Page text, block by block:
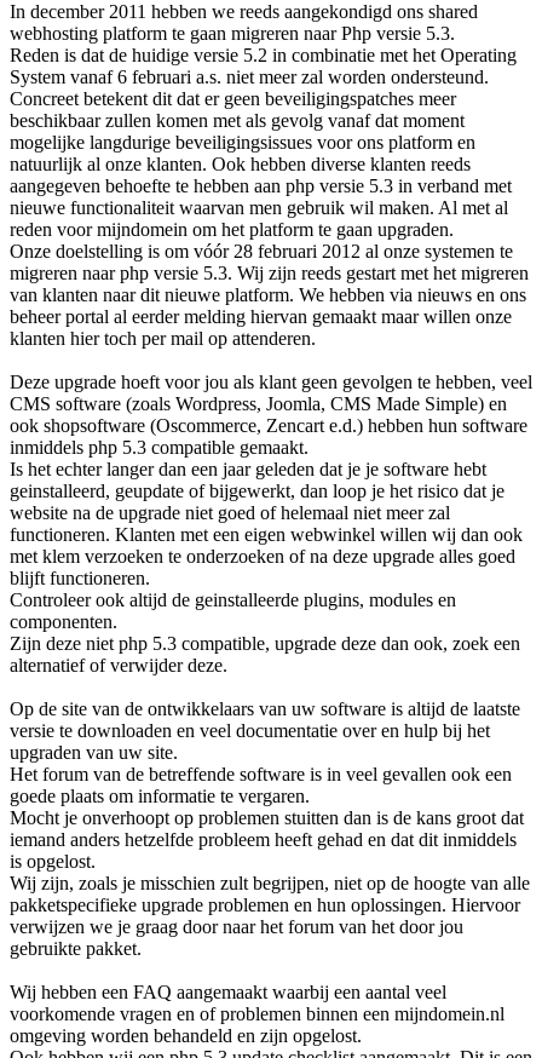
In december 2011 hebben we reeds aangekondigd ons shared
webhosting platform te gaan migreren naar Php versie 5.3.
Reden is dat de huidige versie 5.2 in combinatie met het Operating
System vanaf 6 februari a.s. niet meer zal worden ondersteund.
Concreet betekent dit dat er geen beveiligingspatches meer
beschikbaar zullen komen met als gevolg vanaf dat moment
mogelijke langdurige beveiligingsissues voor ons platform en
natuurlijk al onze klanten. Ook hebben diverse klanten reeds
aangegeven behoefte te hebben aan php versie 5.3 in verband met
nieuwe functionaliteit waarvan men gebruik wil maken. Al met al
reden voor mijndomein om het platform te gaan upgraden.
Onze doelstelling is om vóór 28 februari 2012 al onze systemen te
migreren naar php versie 5.3. Wij zijn reeds gestart met het migreren
van klanten naar dit nieuwe platform. We hebben via nieuws en ons
beheer portal al eerder melding hiervan gemaakt maar willen onze
klanten hier toch per mail op attenderen.
Deze upgrade hoeft voor jou als klant geen gevolgen te hebben, veel
CMS software (zoals Wordpress, Joomla, CMS Made Simple) en
ook shopsoftware (Oscommerce, Zencart e.d.) hebben hun software
inmiddels php 5.3 compatible gemaakt.
Is het echter langer dan een jaar geleden dat je je software hebt
geinstalleerd, geupdate of bijgewerkt, dan loop je het risico dat je
website na de upgrade niet goed of helemaal niet meer zal
functioneren. Klanten met een eigen webwinkel willen wij dan ook
met klem verzoeken te onderzoeken of na deze upgrade alles goed
blijft functioneren.
Controleer ook altijd de geinstalleerde plugins, modules en
componenten.
Zijn deze niet php 5.3 compatible, upgrade deze dan ook, zoek een
alternatief of verwijder deze.
Op de site van de ontwikkelaars van uw software is altijd de laatste
versie te downloaden en veel documentatie over en hulp bij het
upgraden van uw site.
Het forum van de betreffende software is in veel gevallen ook een
goede plaats om informatie te vergaren.
Mocht je onverhoopt op problemen stuitten dan is de kans groot dat
iemand anders hetzelfde probleem heeft gehad en dat dit inmiddels
is opgelost.
Wij zijn, zoals je misschien zult begrijpen, niet op de hoogte van alle
pakketspecifieke upgrade problemen en hun oplossingen. Hiervoor
verwijzen we je graag door naar het forum van het door jou
gebruikte pakket.
Wij hebben een FAQ aangemaakt waarbij een aantal veel
voorkomende vragen en of problemen binnen een mijndomein.nl
omgeving worden behandeld en zijn opgelost.